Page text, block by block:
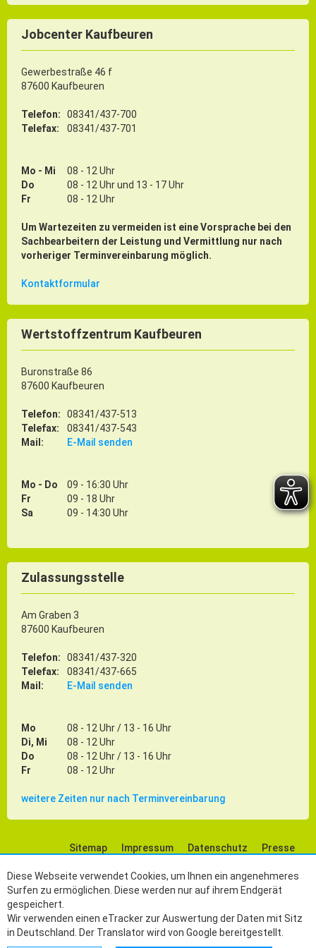
Jobcenter Kaufbeuren
Gewerbestraße 46 f
87600 Kaufbeuren
Telefon:
08341/437-700
Telefax:
08341/437-701
Mo - Mi
08 - 12 Uhr
Do
08 - 12 Uhr und 13 - 17 Uhr
Fr
08 - 12 Uhr
Um Wartezeiten zu vermeiden ist eine Vorsprache bei den
Sachbearbeitern der Leistung und Vermittlung nur nach
vorheriger Terminvereinbarung möglich.
Kontaktformular
Wertstoffzentrum Kaufbeuren
Buronstraße 86
87600 Kaufbeuren
Telefon:
08341/437-513
Telefax:
08341/437-543
Mail:
E-Mail senden
Mo - Do
09 - 16:30 Uhr
Fr
09 - 18 Uhr
Sa
09 - 14:30 Uhr
Zulassungsstelle
Am Graben 3
87600 Kaufbeuren
Telefon:
08341/437-320
Telefax:
08341/437-665
Mail:
E-Mail senden
Mo
08 - 12 Uhr / 13 - 16 Uhr
Di, Mi
08 - 12 Uhr
Do
08 - 12 Uhr / 13 - 16 Uhr
Fr
08 - 12 Uhr
weitere Zeiten nur nach Terminvereinbarung
Sitemap Impressum Datenschutz
Presse
Diese Webseite verwendet Cookies, um Ihnen ein angenehmeres
Surfen zu ermöglichen. Diese werden nur auf ihrem Endgerät
gespeichert.
Wir verwenden einen eTracker zur Auswertung der Daten mit Sitz
in Deutschland. Der Translator wird von Google bereitgestellt.